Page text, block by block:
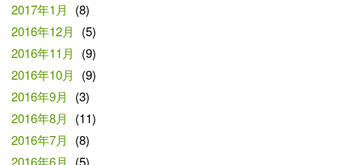
2017年1月
(8)
2016年12月
(5)
2016年11月
(9)
2016年10月
(9)
2016年9月
(3)
2016年8月
(11)
2016年7月
(8)
2016年6月
(5)